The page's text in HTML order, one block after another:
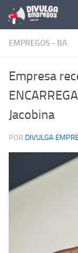
Skip to content
EMPREGOS - BA
Empresa
Jacobina
POR DIVULGA